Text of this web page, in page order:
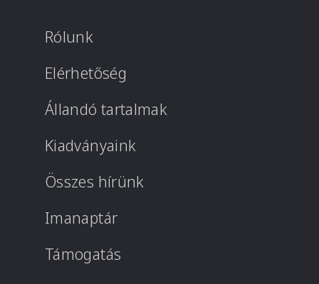
Rólunk
Elérhetőség
Állandó tartalmak
Kiadványaink
Összes hírünk
Imanaptár
Támogatás